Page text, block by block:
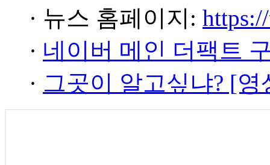
· 뉴스 홈페이지:
· 네이버 메인 더팩트
· 그곳이 알고싶냐? [